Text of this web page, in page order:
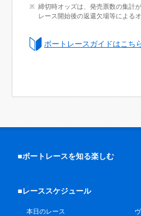
締切時オッズは、発売票数の集計
レース開始後の返還欠場等による
ボートレースガイドはこち
■ボートレースを知る楽しむ
■レーススケジュール
本日のレース